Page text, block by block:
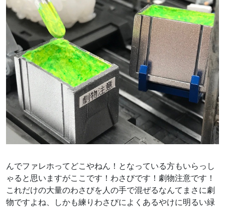
んでファレホってどこやねん！となっている方もいらっし
ゃると思いますがここです！わさびです！劇物注意です！
これだけの大量のわさびを人の手で混ぜるなんてまさに劇
物ですよね、しかも練りわさびによくあるやけに明るい緑